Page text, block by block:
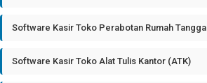
Software Kasir Toko Perabotan Rumah Tangga
Software Kasir Toko Alat Tulis Kantor (ATK)